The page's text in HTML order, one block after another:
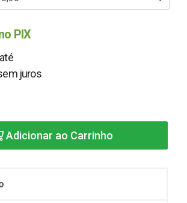
PIX
juros
Adicionar ao Carrinho